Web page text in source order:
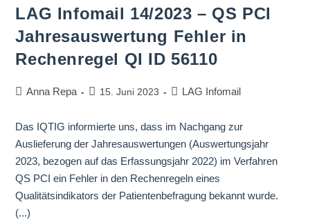
LAG Infomail 14/2023 – QS PCI
Jahresauswertung Fehler in
Rechenregel QI ID 56110
Anna Repa 15. Juni 2023 LAG Infomail
Das IQTIG informierte uns, dass im Nachgang zur
Auslieferung der Jahresauswertungen (Auswertungsjahr
2023, bezogen auf das Erfassungsjahr 2022) im Verfahren
QS PCI ein Fehler in den Rechenregeln eines
Qualitätsindikators der Patientenbefragung bekannt wurde.
(...)